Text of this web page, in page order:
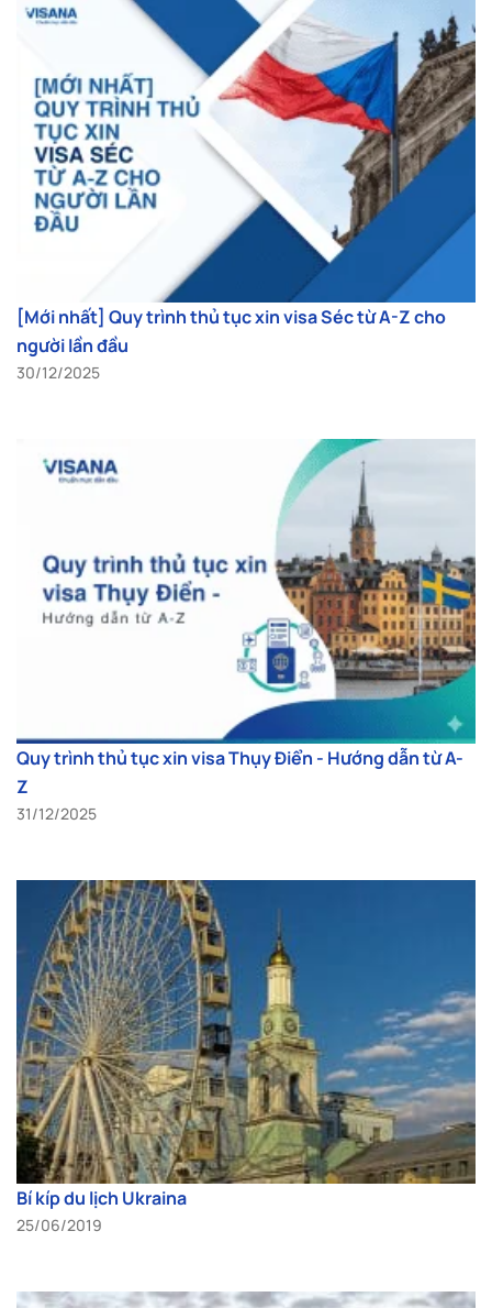
[Mới nhất] Quy trình thủ tục xin visa Séc từ A-Z cho
người lần đầu
30/12/2025
Quy trình thủ tục xin visa Thụy Điển - Hướng dẫn từ A-
Z
31/12/2025
Bí kíp du lịch Ukraina
25/06/2019